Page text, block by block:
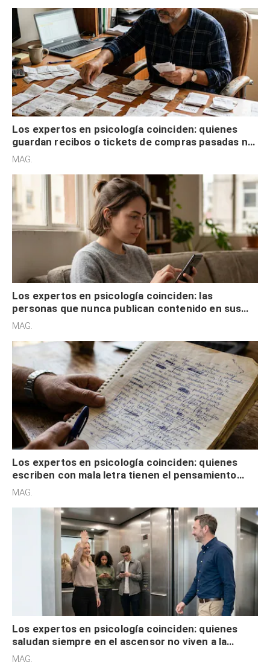
Los expertos en psicología coinciden: quienes
guardan recibos o tickets de compras pasadas no
son acumuladores, sino que tienen necesidad de
MAG.
Los expertos en psicología coinciden: las
personas que nunca publican contenido en sus
redes sociales no pretenden buscar validación
MAG.
Los expertos en psicología coinciden: quienes
escriben con mala letra tienen el pensamiento
acelerado y no lo hacen por desinterés
MAG.
Los expertos en psicología coinciden: quienes
saludan siempre en el ascensor no viven a la
defensiva y tienen apertura social
MAG.